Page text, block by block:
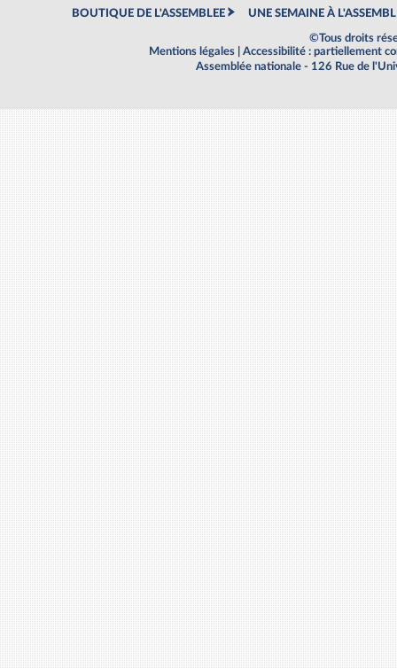
BOUTIQUE DE L'ASSEMBLEE UNE SEMAINE À
©Tous droits
Mentions légales
Accessibilité : partiellement
Assemblée nationale - 126 Rue de